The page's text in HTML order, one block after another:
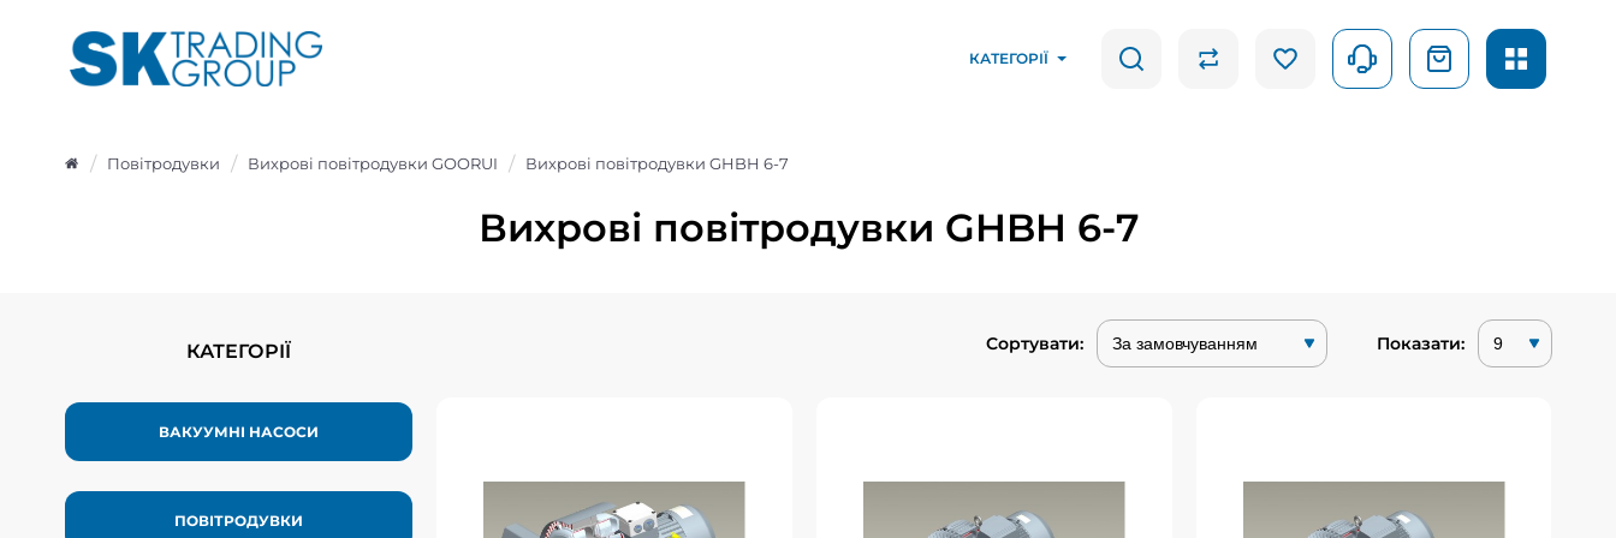
КАТЕГОРІЇ
Повітродувки Вихрові повітродувки GOORUI Вихрові повітродувки GHBH 6-7
Вихрові повітродувки GHBH 6-7
КАТЕГОРІЇ
ВАКУУМНІ НАСОСИ
ПОВІТРОДУВКИ
Сортувати: Показати:
Вихревые
Вихрові повітродувки GOORUI це
Вихрові повітродувки GOORUI це